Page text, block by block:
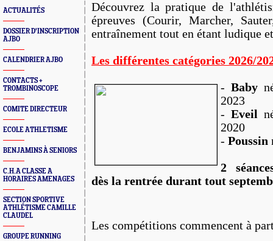
ACTUALITÉS
DOSSIER D'INSCRIPTION
AJBO
CALENDRIER AJBO
CONTACTS +
TROMBINOSCOPE
COMITE DIRECTEUR
ECOLE ATHLETISME
BENJAMINS À SENIORS
C.H.A CLASSE A
HORAIRES AMENAGES
SECTION SPORTIVE
ATHLÉTISME CAMILLE
CLAUDEL
GROUPE RUNNING
Découvrez la pratique de
épreuves (Courir, Marcher,
entraînement tout en étant ludique
Les différentes catégories 2026/
- Baby
2023
- Eveil
2020
- Poussin
2
dès la rentrée durant tout
Les compétitions commencent à